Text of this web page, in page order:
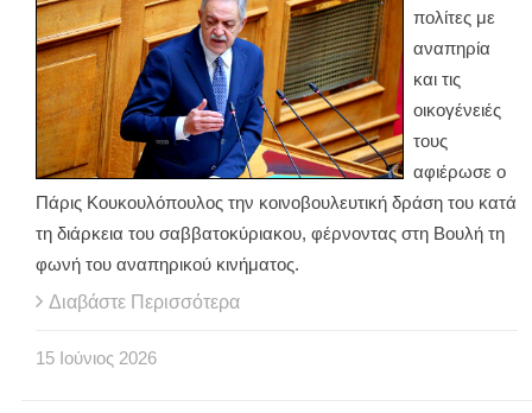
πολίτες με
αναπηρία
και τις
οικογένειές
τους
αφιέρωσε ο
Πάρις Κουκουλόπουλος την κοινοβουλευτική δράση του κατά
τη διάρκεια του σαββατοκύριακου, φέρνοντας στη Βουλή τη
φωνή του αναπηρικού κινήματος.
Διαβάστε Περισσότερα
15 Ιούνιος 2026